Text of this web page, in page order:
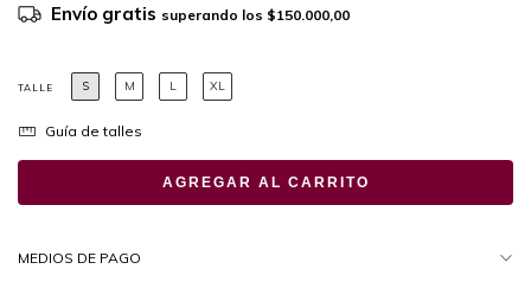
Envío gratis superando los $150.000,00
TALLE S M L XL
Guía de talles
MEDIOS DE PAGO